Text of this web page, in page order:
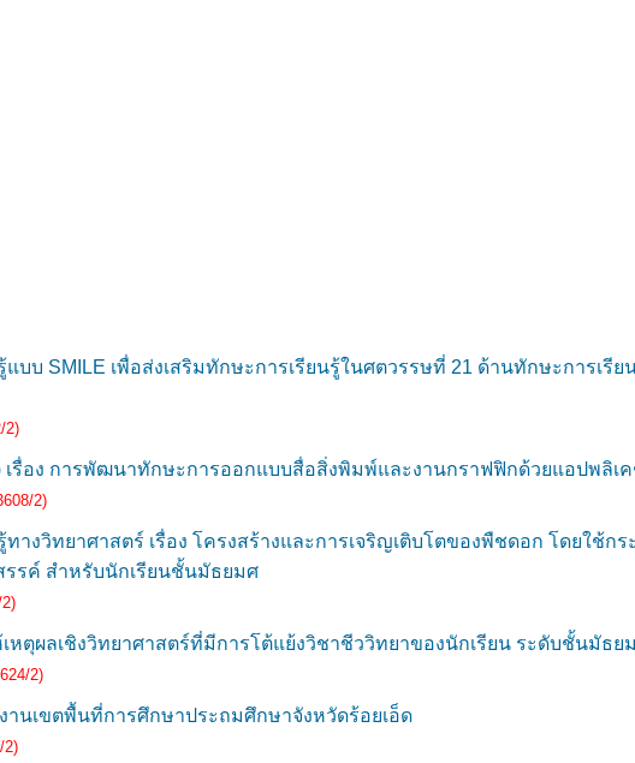
บบ SMILE เพื่อส่งเสริมทักษะการเรียนรู้ในศตวรรษที่ 21 ด้านทักษะการเรี
2)
เรื่อง การพัฒนาทักษะการออกแบบสื่อสิ่งพิมพ์และงานกราฟฟิกด้วยแอปพลิเ
2)
างวิทยาศาสตร์ เรื่อง โครงสร้างและการเจริญเติบโตของพืชดอก โดยใช้ก
รค์ สำหรับนักเรียนชั้นมัธยมศ
ตุผลเชิงวิทยาศาสตร์ที่มีการโต้แย้งวิชาชีววิทยาของนักเรียน ระดับชั้นมัธย
2)
นเขตพื้นที่การศึกษาประถมศึกษาจังหวัดร้อยเอ็ด
2)